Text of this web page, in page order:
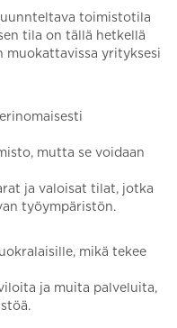
toimistotila
tila on tällä hetkellä
yrityksesi
mutta se voidaan
ja valoisat tilat, jotka
työympäristön.
mikä tekee
ja muita palveluita,